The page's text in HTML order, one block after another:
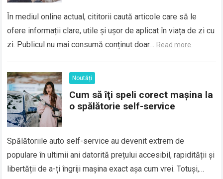
În mediul online actual, cititorii caută articole care să le
ofere informații clare, utile și ușor de aplicat în viața de zi cu
zi. Publicul nu mai consumă conținut doar… Read more
Noutăți
Cum să îţi speli corect maşina la
o spălătorie self-service
Spălătoriile auto self-service au devenit extrem de
populare în ultimii ani datorită prețului accesibil, rapidității și
libertății de a-ți îngriji mașina exact așa cum vrei. Totuși,